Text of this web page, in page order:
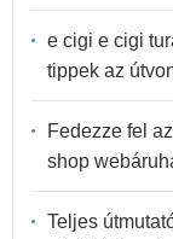
e cigi e cigi
tippek az
Fedezze fel
shop
Teljes